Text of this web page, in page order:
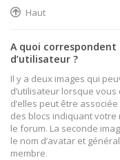
Haut
A quoi
d’utilisateur ?
Il y a deux images qui
d’utilisateur lorsque vous
d’elles peut être
des blocs indiquant
le forum. La seconde
le nom d’avatar et
membre.